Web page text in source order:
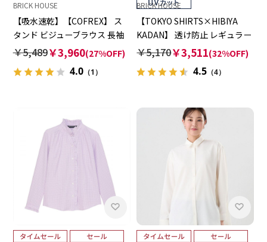
BRICK HOUSE
【吸水速乾】【COFREX】 ス
タンド ビジューブラウス 長袖
レディースデザインシャツ
￥5,489￥3,960(27%OFF)
4.0（1）
BRICK HOUSE
【TOKYO SHIRTS×HIBIYA
KADAN】 透け防止 レギュラー
長袖 形態安定 レディースシャ
￥5,170￥3,511(32%OFF)
4.5 （4）